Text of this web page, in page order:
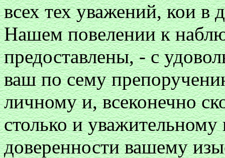
всех тех уважений, кои в
Нашем повелении к
предоставлены, - с
ваш по сему
личному и, всеконечно
столько и
доверенности вашему